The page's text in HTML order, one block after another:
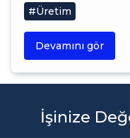
#Üretim
Devamını gör
İşinize